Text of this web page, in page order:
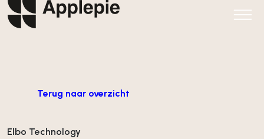
Terug naar overzicht
Elbo Technology